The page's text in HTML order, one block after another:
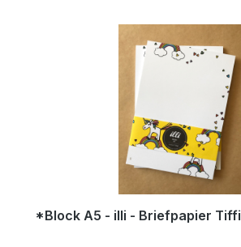
*Block A5 - illi - Briefpapier Tiffi